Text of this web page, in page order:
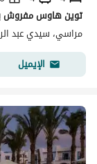
مراسي، سيدي عبد
الإيميل